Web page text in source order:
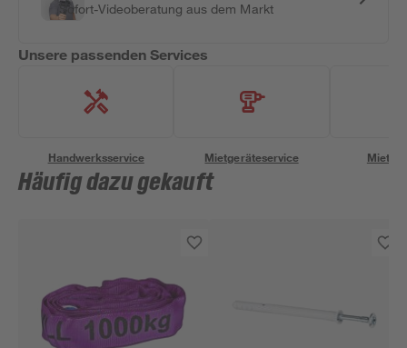
Sofort-Videoberatung aus dem Markt
Unsere passenden Services
Handwerksservice Mietgeräteservice
Häufig dazu gekauft